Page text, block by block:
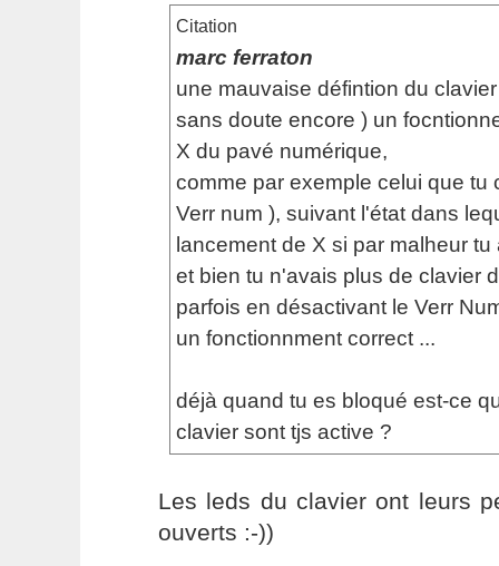
Citation
marc ferraton
une mauvaise défintion du
sans doute encore ) un
X du pavé numérique,
comme par exemple celui que tu
Verr num ), suivant l'état dans
lancement de X si par malheur
et bien tu n'avais plus de clavier
parfois en désactivant le Verr
un fonctionnment correct ...
déjà quand tu es bloqué est-ce
clavier sont tjs active ?
Les leds du clavier ont leurs
ouverts :-))